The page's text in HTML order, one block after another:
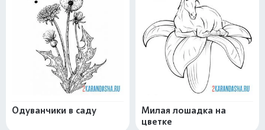
Одуванчики в саду
Милая лошадка на
цветке